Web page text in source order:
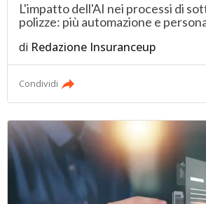
L'impatto dell'AI nei processi di
polizze: più automazione e
di Redazione Insuranceup
Condividi